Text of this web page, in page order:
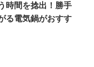
時間を捻出！勝手
る電気鍋がおすす